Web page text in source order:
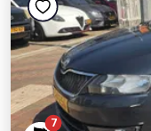
7